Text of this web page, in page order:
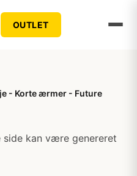
OUTLET
- Korte ærmer - Future
side kan være genereret